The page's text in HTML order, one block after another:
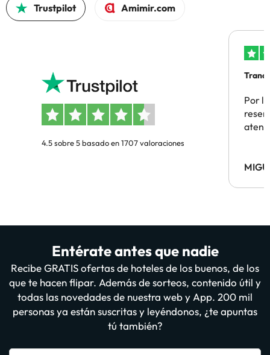
Trustpilot Amimir.com
4.5 sobre 5 basado en 1707 valoraciones
Por
Entérate antes que nadie
Recibe GRATIS ofertas de hoteles de los buenos, de los
que te hacen flipar. Además de sorteos, contenido útil y
todas las novedades de nuestra web y App. 200 mil
personas ya están suscritas y leyéndonos, ¿te apuntas
tú también?